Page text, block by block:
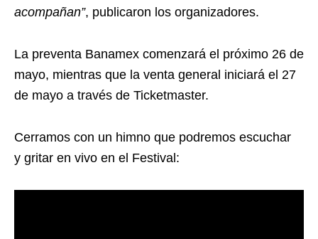
acompañan”, publicaron los organizadores.
La preventa Banamex comenzará el próximo 26 de
mayo, mientras que la venta general iniciará el 27
de mayo a través de Ticketmaster.
Cerramos con un himno que podremos escuchar
y gritar en vivo en el Festival: